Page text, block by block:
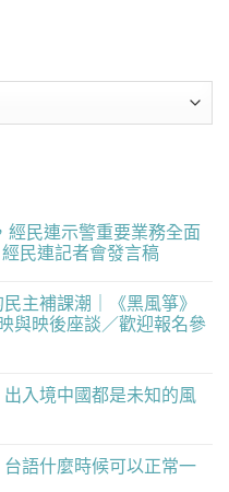
經民連示警重要業務全面
民連記者會發言稿
主補課潮｜《黑風箏》
與映後座談／歡迎報名參
入境中國都是未知的風
台語什麼時候可以正常一